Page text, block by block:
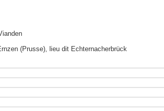
(Prusse), lieu dit Echternacherbrück